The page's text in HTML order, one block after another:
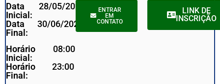
Data
Inicial:
28/05/2025
Data
Final:
30/06/2025
Horário
Inicial:
08:00
Horário
Final:
23:00
ENTRAR
EM
CONTATO
LINK DE
INSCRIÇÃO